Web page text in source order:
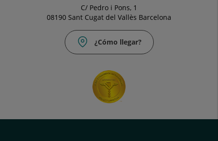
C/ Pedro i Pons, 1
08190 Sant Cugat del Vallès Barcelona
¿Cómo llegar?